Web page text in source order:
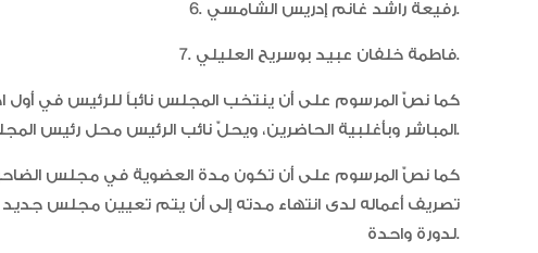
6. رفيعة راشد غانم إدريس الشامسي.
7. فاطمة خلفان عبيد بوسريح العليلي.
كما نصّ المرسوم على أن ينتخب المجلس نائباً للرئيس في أول
المباشر وبأغلبية الحاضرين، ويحلّ نائب الرئيس محل رئيس المجلس في جميع اختصاصاته عند غيابه أو خلو منصبه.
كما نصّ المرسوم على أن تكون مدة العضوية في مجلس
تصريف أعماله لدى انتهاء مدته إلى أن يتم تعيين مجلس
لدورة واحدة.